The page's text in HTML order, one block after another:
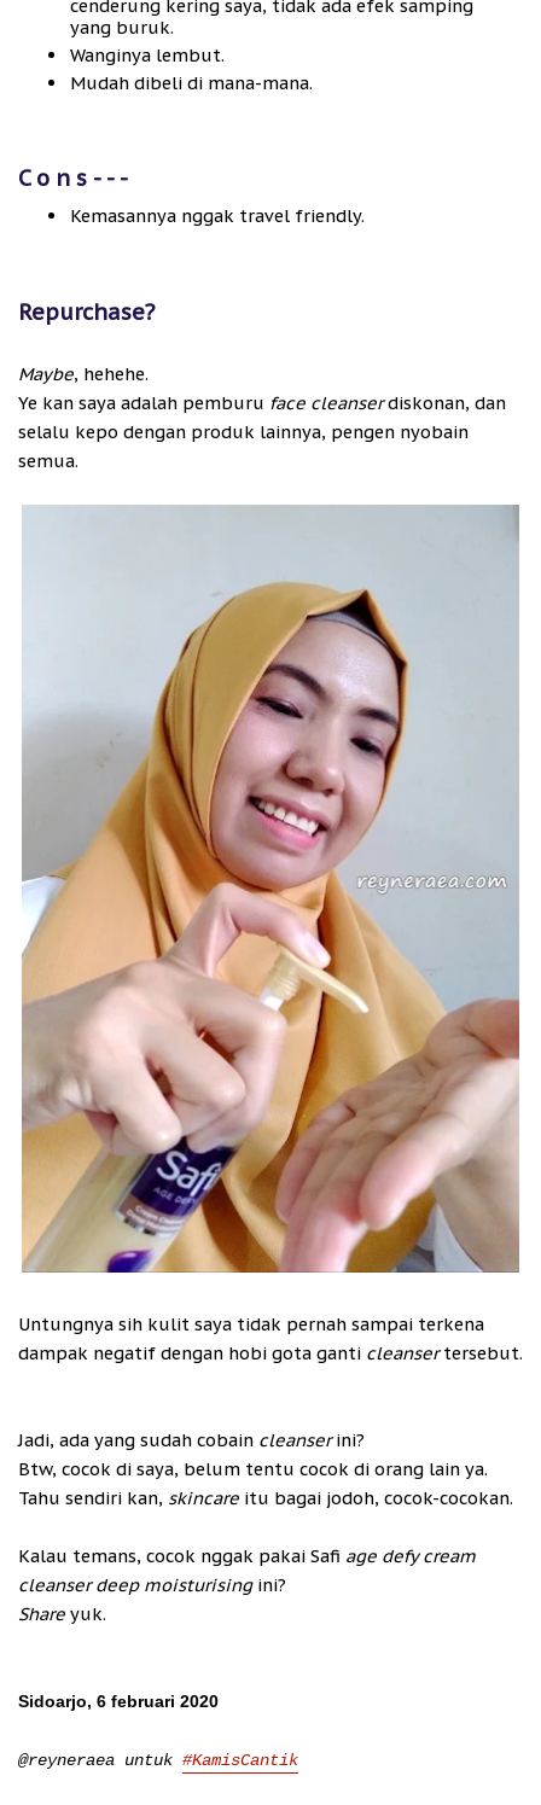
cenderung kering saya, tidak ada efek samping
yang buruk.
Wanginya lembut.
Mudah dibeli di mana-mana.
C o n s - - -
Kemasannya nggak travel friendly.
Repurchase?
Maybe, hehehe.
Ye kan saya adalah pemburu face cleanserdiskonan, dan
selalu kepo dengan produk lainnya, pengen nyobain
semua.
Untungnya sih kulit saya tidak pernah sampai terkena
dampak negatif dengan hobi gota ganti cleansertersebut.
Jadi, ada yang sudah cobain cleanserini?
Btw, cocok di saya, belum tentu cocok di orang lain ya.
Tahu sendiri kan, skincare itu bagai jodoh, cocok-cocokan.
Kalau temans, cocok nggak pakai Safi age defy cream
cleanser deep moisturising ini?
Share yuk.
Sidoarjo, 6 februari 2020
@reyneraea untuk #KamisCantik